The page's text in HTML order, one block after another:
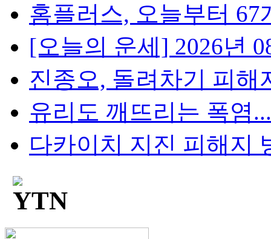
홈플러스, 오늘부터 67
[오늘의 운세] 2026년
진종오, 돌려차기 피해
유리도 깨뜨리는 폭염
다카이치 지진 피해지